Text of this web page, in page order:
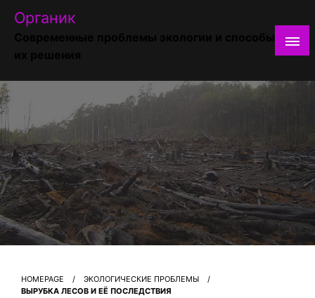
SkipОрганик
HOMEPAGE
ЭКОЛОГИЧЕСКИЕ ПРОБЛЕМЫ
ВЫРУБКА ЛЕСОВ И ЕЁ ПОСЛЕДСТВИЯ